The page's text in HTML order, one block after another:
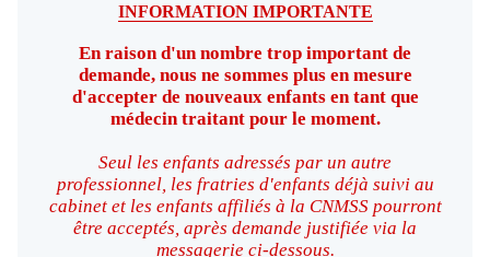
INFORMATION IMPORTANTE
En raison d'un nombre trop important de
demande, nous ne sommes plus en mesure
d'accepter de nouveaux enfants en tant que
médecin traitant pour le moment.
Seul les enfants adressés par un autre
professionnel, les fratries d'enfants déjà suivi au
cabinet et les enfants affiliés à la CNMSS pourront
être acceptés, après demande justifiée via la
messagerie ci-dessous.